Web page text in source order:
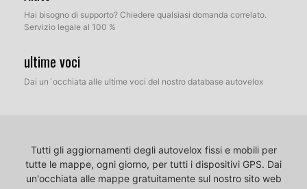
Hai bisogno di supporto? Chiedere qualsiasi domanda correlato.
Servizio legale al 100 %
ultime voci
Dai un´occhiata alle ultime voci del nostro database autovelox
Tutti gli aggiornamenti degli autovelox fissi e mobili per
tutte le mappe, ogni giorno, per tutti i dispositivi GPS. Dai
un'occhiata alle mappe gratuitamente sul nostro sito web